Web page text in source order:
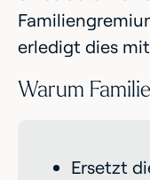
erledigt dies
Warum
Ersetzt